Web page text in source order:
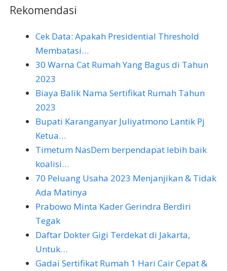
Rekomendasi
Cek Data: Apakah Presidential Threshold
Membatasi…
30 Warna Cat Rumah Yang Bagus di Tahun
2023
Biaya Balik Nama Sertifikat Rumah Tahun
2023
Bupati Karanganyar Juliyatmono Lantik Pj
Ketua…
Timetum NasDem berpendapat lebih baik
koalisi…
70 Peluang Usaha 2023 Menjanjikan & Tidak
Ada Matinya
Prabowo Minta Kader Gerindra Berdiri
Tegak
Daftar Dokter Gigi Terdekat di Jakarta,
Untuk…
Gadai Sertifikat Rumah 1 Hari Cair Cepat &